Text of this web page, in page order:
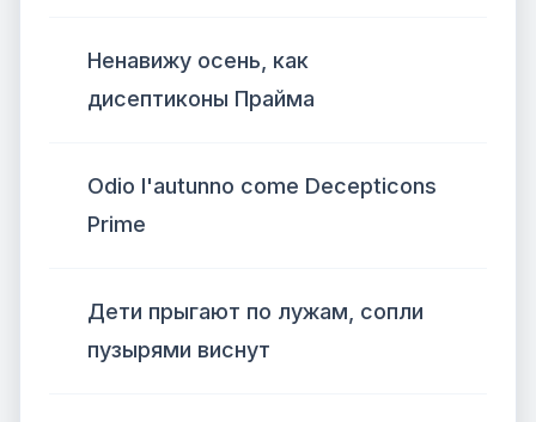
Ненавижу осень, как
дисептиконы Прайма
Odio l'autunno come Decepticons
Prime
Дети прыгают по лужам, сопли
пузырями виснут